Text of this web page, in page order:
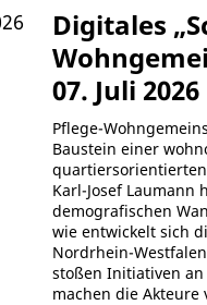
Digitales
07. Juli 2026
Pflege-
Baustein einer
Karl-Josef Laumann
demografischen
wie entwickelt sich
Nordrhein-
stoßen Initiativen
machen die Akteure